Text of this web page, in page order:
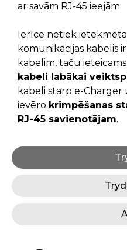
ar savām RJ-45 ieejām.
Ierīce netiek
komunikācijas kabelis
kabelim, taču
kabeli labākai
kabeli starp e-Charger
ievēro krimpēšanas
RJ-45 savienotājam.